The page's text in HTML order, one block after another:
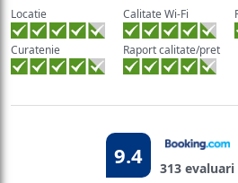
Locatie Calitate Wi-Fi
Curatenie Raport calitate/pret
9.4 313 evaluari